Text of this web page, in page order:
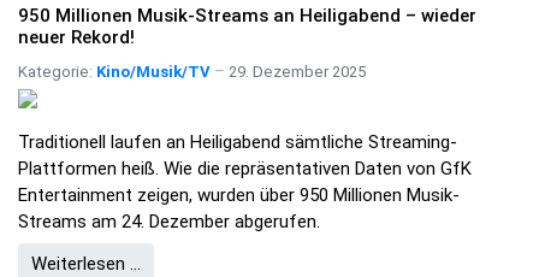
950 Millionen Musik-Streams an Heiligabend – wieder
neuer Rekord!
Kategorie: Kino/Musik/TV 29. Dezember 2025
Traditionell laufen an Heiligabend sämtliche Streaming-
Plattformen heiß. Wie die repräsentativen Daten von GfK
Entertainment zeigen, wurden über 950 Millionen Musik-
Streams am 24. Dezember abgerufen.
Weiterlesen …